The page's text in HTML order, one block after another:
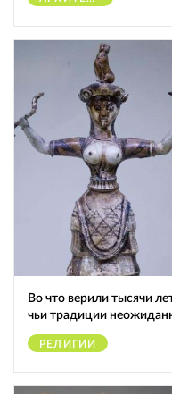
Во что верили тысячи
чьи традиции
РЕЛИГИИ